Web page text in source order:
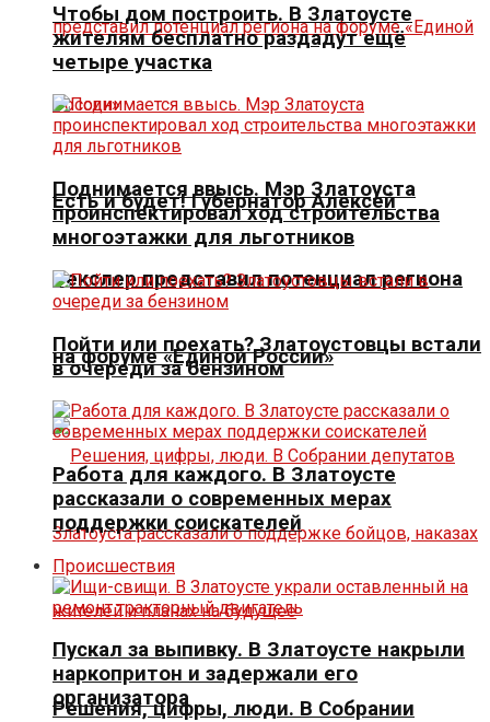
Есть и будет! Губернатор Алексей
Текслер представил потенциал региона
на форуме «Единой России»
Решения, цифры, люди. В Собрании
Чтобы дом построить. В Златоусте
жителям бесплатно раздадут ещё
четыре участка
Поднимается ввысь. Мэр Златоуста
проинспектировал ход строительства
многоэтажки для льготников
Пойти или поехать? Златоустовцы встали
в очереди за бензином
Работа для каждого. В Златоусте
рассказали о современных мерах
поддержки соискателей
Происшествия
Пускал за выпивку. В Златоусте накрыли
наркопритон и задержали его
организатора